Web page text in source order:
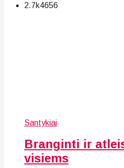
2.7k4656
Santykiai
Branginti ir
visiems